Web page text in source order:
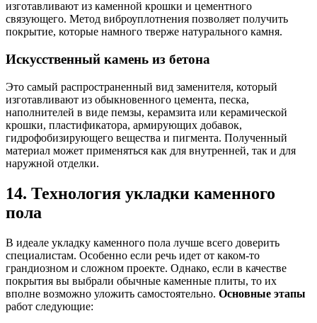
изготавливают из каменной крошки и цементного
связующего. Метод виброуплотнения позволяет получить
покрытие, которые намного тверже натурального камня.
Искусственный камень из бетона
Это самый распространенный вид заменителя, который
изготавливают из обыкновенного цемента, песка,
наполнителей в виде пемзы, керамзита или керамической
крошки, пластификатора, армирующих добавок,
гидрофобизирующего вещества и пигмента. Полученный
материал может применяться как для внутренней, так и для
наружной отделки.
14. Технология укладки каменного
пола
В идеале укладку каменного пола лучше всего доверить
специалистам. Особенно если речь идет от каком-то
грандиозном и сложном проекте. Однако, если в качестве
покрытия вы выбрали обычные каменные плиты, то их
вполне возможно уложить самостоятельно. Основные этапы
работ следующие: